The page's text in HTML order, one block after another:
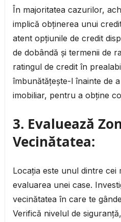
În majoritatea cazurilor,
implică obținerea unui
atent opțiunile de credit
de dobândă și termenii de
ratingul de credit în
îmbunătățește-l înainte de
imobiliar, pentru a obține
3. Evaluează
Vecinătatea:
Locația este unul dintre
evaluarea unei case.
vecinătatea în care te
Verifică nivelul de